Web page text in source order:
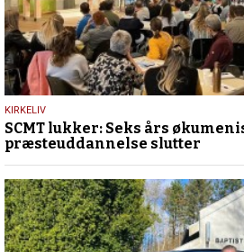
12.
juni
2024
KIRKELIV
SCMT lukker: Seks års
præsteuddannelse slutter